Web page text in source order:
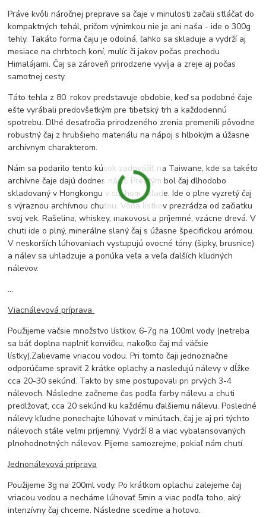
Práve kvôli náročnej preprave sa čaje v minulosti začali stláčať do
kompaktných tehál, pričom výnimkou nie je ani naša - ide o 300g
tehly. Takáto forma čaju je odolná, ľahko sa skladuje a vydrží aj
mesiace na chrbtoch koní, mulíc či jakov počas prechodu
Himalájami. Čaj sa zároveň prirodzene vyvíja a zreje aj počas
samotnej cesty.
Táto tehla z 80. rokov predstavuje obdobie, keď sa podobné čaje
ešte vyrábali predovšetkým pre tibetský trh a každodennú
spotrebu. Dlhé desaťročia prirodzeného zrenia premenili pôvodne
robustný čaj z hrubšieho materiálu na nápoj s hlbokým a úžasne
archívnym charakterom.
Nám sa podarilo tento kúsok zadovážiť na Taiwane, kde sa takéto
archívne čaje dajú dodnes nájsť. Predtým bol čaj dlhodobo
skladovaný v Hongkongu v suchom sklade. Ide o plne vyzretý čaj
s výraznou archívnou chuťou. Vôňa lístkov prezrádza od začiatku
svoj vek. Rašelina, whiskey, makovosť a príjemné, vzácne drevá. V
chuti ide o plný, minerálne slaný čaj s úžasne špecifickou arómou.
V neskorších lúhovaniach vystupujú ovocné tóny (šipky, brusnice)
a nálev sa uhladzuje a ponúka veľa a veľa ďalších kľudných
nálevov.
...
Viacnálevová príprava
Použijeme väčsie množstvo lístkov, 6-7g na 100ml vody (netreba
sa báť doplna naplniť konvičku, nakoľko čaj má väčsie
lístky).Zalievame vriacou vodou. Pri tomto čaji jednoznačne
odporúčame spraviť 2 krátke oplachy a nasledujú nálevy v dĺžke
cca 20-30 sekúnd. Takto by sme postupovali pri prvých 3-4
nálevoch. Následne začneme čas podľa farby nálevu a chuti
predlžovať, cca 20 sekúnd ku každému ďalšiemu nálevu. Posledné
nálevy kľudne ponechajte lúhovať v minútach, čaj je aj pri týchto
nálevoch stále veľmi príjemný. Vydrží 8 a viac vybalansovaných
plnohodnotných nálevov. Pijeme samozrejme, pokiaľ nám chutí.
Jednonálevová príprava
Použijeme 3g na 200ml vody. Po krátkom oplachu zalejeme čaj
vriacou vodou a necháme lúhovať 5min a viac podľa toho, aký
intenzívny čaj chceme. Následne scedíme a hotovo.